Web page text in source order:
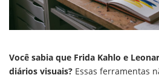
Você sabia que Frida Kahlo e
diários visuais? Essas ferramentas